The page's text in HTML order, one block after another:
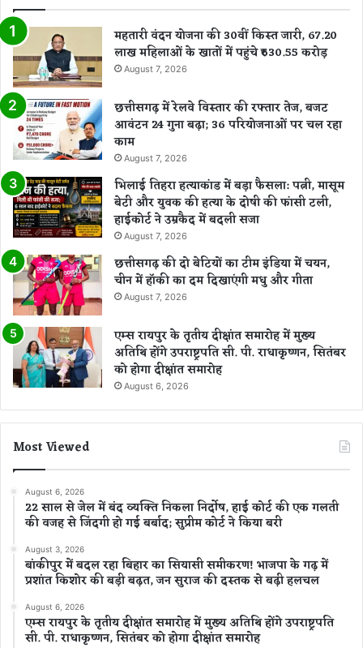
महतारी वंदन योजना की 30वीं किस्त जारी, 67.20
लाख महिलाओं के खातों में पहुंचे ₹630.55 करोड़
August 7, 2026
छत्तीसगढ़ में रेलवे विस्तार की रफ्तार तेज, बजट
आवंटन 24 गुना बढ़ा; 36 परियोजनाओं पर चल रहा
काम
August 7, 2026
भिलाई तिहरा हत्याकांड में बड़ा फैसला: पत्नी, मासूम
बेटी और युवक की हत्या के दोषी की फांसी टली,
हाईकोर्ट ने उम्रकैद में बदली सजा
August 7, 2026
छत्तीसगढ़ की दो बेटियों का टीम इंडिया में चयन,
चीन में हॉकी का दम दिखाएंगी मधु और गीता
August 7, 2026
एम्स रायपुर के तृतीय दीक्षांत समारोह में मुख्य
अतिथि होंगे उपराष्ट्रपति सी. पी. राधाकृष्णन, सितंबर
को होगा दीक्षांत समारोह
August 6, 2026
Most Viewed
August 6, 2026
22 साल से जेल में बंद व्यक्ति निकला निर्दोष, हाई कोर्ट की एक गलती
की वजह से जिंदगी हो गई बर्बाद; सुप्रीम कोर्ट ने किया बरी
August 3, 2026
बांकीपुर में बदल रहा बिहार का सियासी समीकरण! भाजपा के गढ़ में
प्रशांत किशोर की बड़ी बढ़त, जन सुराज की दस्तक से बढ़ी हलचल
August 6, 2026
एम्स रायपुर के तृतीय दीक्षांत समारोह में मुख्य अतिथि होंगे उपराष्ट्रपति
सी. पी. राधाकृष्णन, सितंबर को होगा दीक्षांत समारोह